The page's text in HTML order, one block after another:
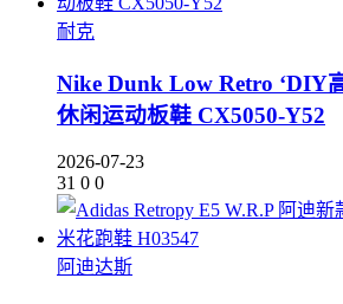
耐克
Nike Dunk Low Retro ‘DIY
休闲运动板鞋 CX5050-Y52
2026-07-23
31 0 0
阿迪达斯